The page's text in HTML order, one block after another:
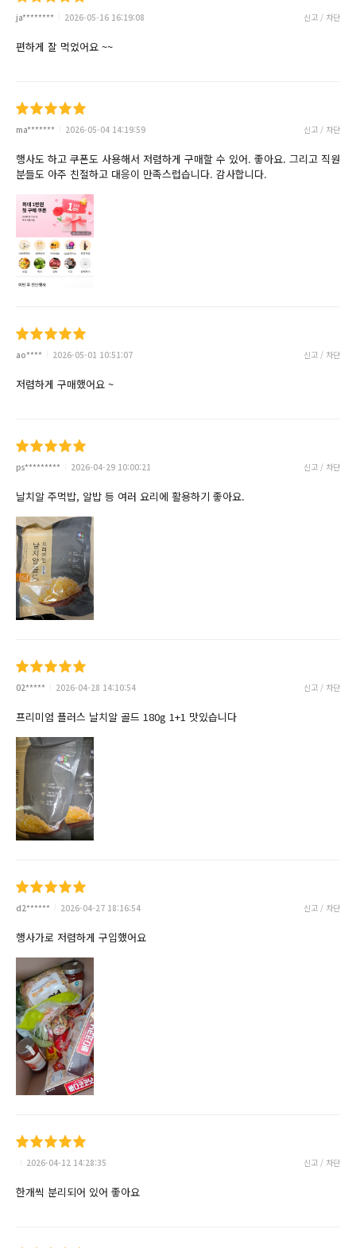
ja******** 2026-05-16 16:19:08 신고 / 차단
편하게 잘 먹었어요 ~~
ma******* 2026-05-04 14:19:59 신고 / 차단
행사도 하고 쿠폰도 사용해서 저렴하게 구매할 수 있어. 좋아요. 그리고 직원
분들도 아주 친절하고 대응이 만족스럽습니다. 감사합니다.
ao**** 2026-05-01 10:51:07 신고 / 차단
저렴하게 구매했어요 ~
ps********* 2026-04-29 10:00:21 신고 / 차단
날치알 주먹밥, 알밥 등 여러 요리에 활용하기 좋아요.
02***** 2026-04-28 14:10:54 신고 / 차단
프리미엄 플러스 날치알 골드 180g 1+1 맛있습니다
d2****** 2026-04-27 18:16:54 신고 / 차단
행사가로 저렴하게 구입했어요
2026-04-12 14:28:35 신고 / 차단
한개씩 분리되어 있어 좋아요